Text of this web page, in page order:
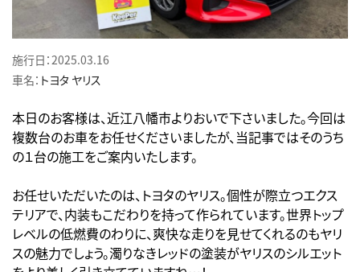
施行日：2025.03.16
車名： トヨタ ヤリス
本日のお客様は、近江八幡市よりおいで下さいました。今回は
複数台のお車をお任せくださいましたが、当記事ではそのうち
の１台の施工をご案内いたします。
お任せいただいたのは、トヨタのヤリス。個性が際立つエクス
テリアで、内装もこだわりを持って作られています。世界トップ
レベルの低燃費のわりに、爽快な走りを見せてくれるのもヤリ
スの魅力でしょう。濁りなきレッドの塗装がヤリスのシルエット